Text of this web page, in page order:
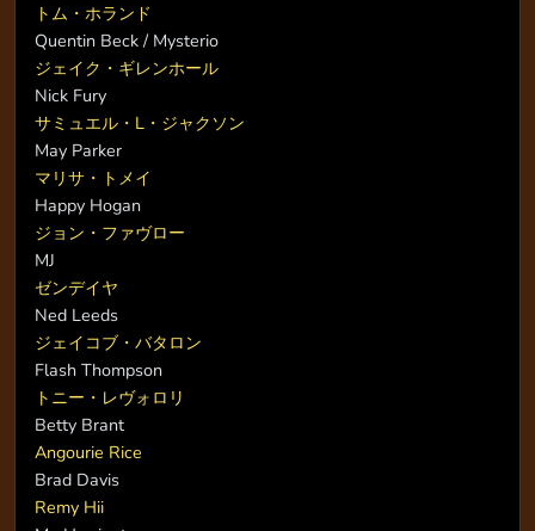
トム・ホランド
Quentin Beck / Mysterio
ジェイク・ギレンホール
Nick Fury
サミュエル・L・ジャクソン
May Parker
マリサ・トメイ
Happy Hogan
ジョン・ファヴロー
MJ
ゼンデイヤ
Ned Leeds
ジェイコブ・バタロン
Flash Thompson
トニー・レヴォロリ
Betty Brant
Angourie Rice
Brad Davis
Remy Hii